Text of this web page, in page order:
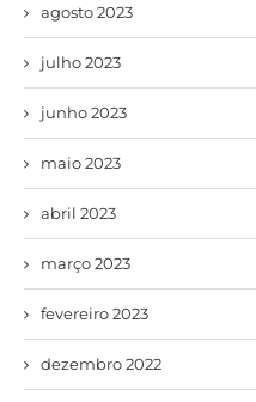
agosto 2023
julho 2023
junho 2023
maio 2023
abril 2023
março 2023
fevereiro 2023
dezembro 2022